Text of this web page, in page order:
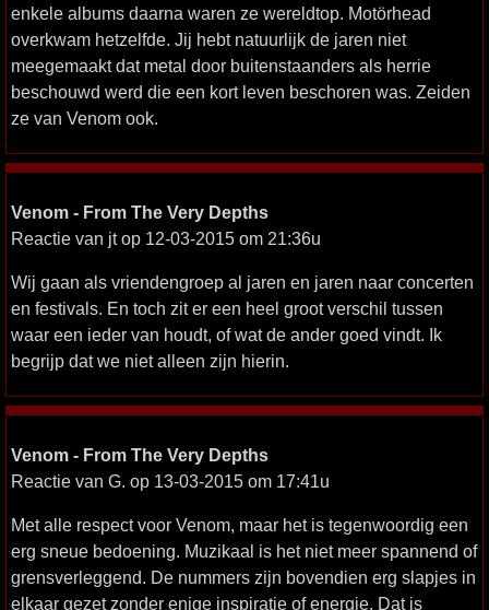
enkele albums daarna waren ze wereldtop. Motörhead
overkwam hetzelfde. Jij hebt natuurlijk de jaren niet
meegemaakt dat metal door buitenstaanders als herrie
beschouwd werd die een kort leven beschoren was. Zeiden
ze van Venom ook.
Venom - From The Very Depths
Reactie van jt op 12-03-2015 om 21:36u
Wij gaan als vriendengroep al jaren en jaren naar concerten
en festivals. En toch zit er een heel groot verschil tussen
waar een ieder van houdt, of wat de ander goed vindt. Ik
begrijp dat we niet alleen zijn hierin.
Venom - From The Very Depths
Reactie van G. op 13-03-2015 om 17:41u
Met alle respect voor Venom, maar het is tegenwoordig een
erg sneue bedoening. Muzikaal is het niet meer spannend of
grensverleggend. De nummers zijn bovendien erg slapjes in
elkaar gezet zonder enige inspiratie of energie. Dat is